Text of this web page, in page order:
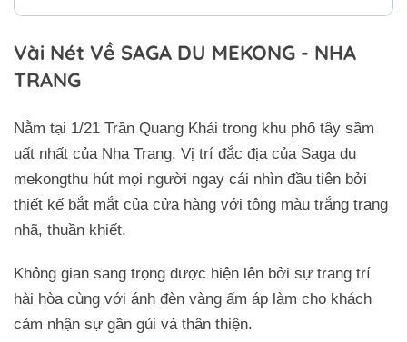
Vài Nét Về SAGA DU MEKONG - NHA
TRANG
Nằm tại 1/21 Trần Quang Khải trong khu phố tây sầm
uất nhất của Nha Trang. Vị trí đắc địa của Saga du
mekongthu hút mọi người ngay cái nhìn đầu tiên bởi
thiết kế bắt mắt của cửa hàng với tông màu trắng trang
nhã, thuần khiết.
Không gian sang trọng được hiện lên bởi sự trang trí
hài hòa cùng với ánh đèn vàng ấm áp làm cho khách
cảm nhận sự gần gủi và thân thiện.